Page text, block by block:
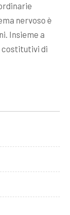
nervoso è
Insieme a
di